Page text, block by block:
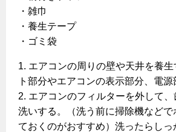
・雑巾
・養生テープ
・ゴミ袋
1. エアコンの周りの壁や天井を養
ト部分やエアコンの表示部分、電
2. エアコンのフィルターを外して
洗いする。（洗う前に掃除機などで
ておくのがおすすめ）洗ったらしっ